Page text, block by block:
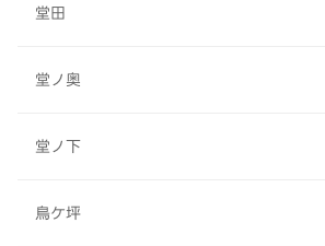
堂田
堂ノ奥
堂ノ下
鳥ケ坪